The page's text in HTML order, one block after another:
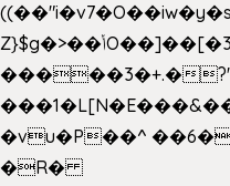
Z}$g�>��ݳO��]��[�3d��_oަi�j��|
�����3�+.�
�vu�P��^
�R�